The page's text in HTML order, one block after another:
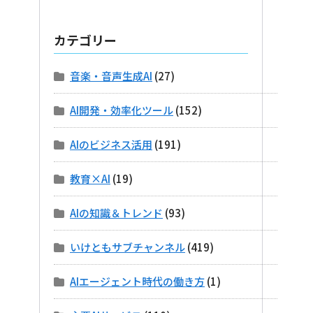
カテゴリー
音楽・音声生成AI (27)
AI開発・効率化ツール(152)
AIのビジネス活用 (191)
教育×AI (19)
AIの知識＆トレンド (93)
いけともサブチャンネル(419)
AIエージェント時代の働き方(1)